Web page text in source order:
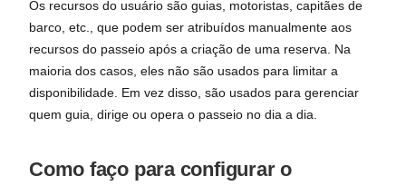
Os recursos do usuário são guias, motoristas, capitães de
barco, etc., que podem ser atribuídos manualmente aos
recursos do passeio após a criação de uma reserva. Na
maioria dos casos, eles não são usados para limitar a
disponibilidade. Em vez disso, são usados para gerenciar
quem guia, dirige ou opera o passeio no dia a dia.
Como faço para configurar o